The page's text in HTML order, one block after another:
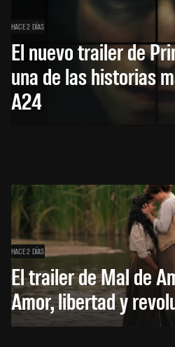
HACE 2 DÍAS
El nuevo trailer de
una de las historias
A24
HACE 2 DÍAS
El trailer de Mal de
Amor, libertad y